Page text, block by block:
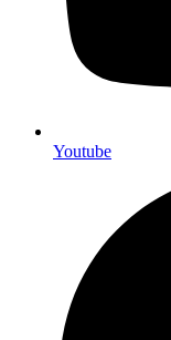
Youtube